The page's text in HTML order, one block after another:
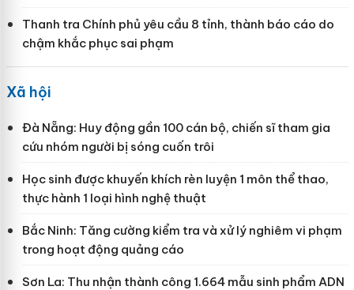
Thanh tra Chính phủ yêu cầu 8 tỉnh, thành báo cáo do
chậm khắc phục sai phạm
Xã hội
Đà Nẵng: Huy động gần 100 cán bộ, chiến sĩ tham gia
cứu nhóm người bị sóng cuốn trôi
Học sinh được khuyến khích rèn luyện 1 môn thể thao,
thực hành 1 loại hình nghệ thuật
Bắc Ninh: Tăng cường kiểm tra và xử lý nghiêm vi phạm
trong hoạt động quảng cáo
Sơn La: Thu nhận thành công 1.664 mẫu sinh phẩm ADN